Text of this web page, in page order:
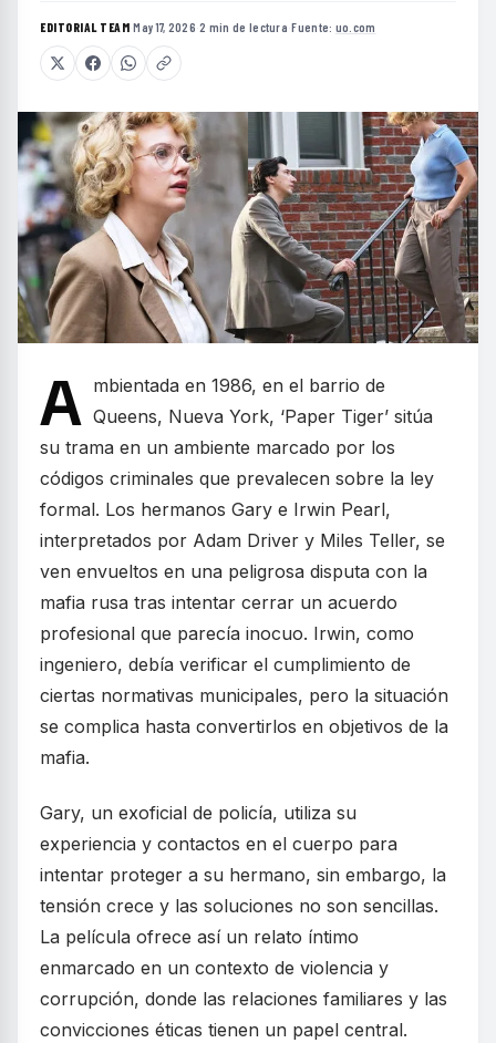
EDITORIAL TEAM·May 17, 2026·2 min de lectura·Fuente: uo.com
A mbientada en 1986, en el barrio de
Queens, Nueva York, ‘Paper Tiger’ sitúa
su trama en un ambiente marcado por los
códigos criminales que prevalecen sobre la ley
formal. Los hermanos Gary e Irwin Pearl,
interpretados por Adam Driver y Miles Teller, se
ven envueltos en una peligrosa disputa con la
mafia rusa tras intentar cerrar un acuerdo
profesional que parecía inocuo. Irwin, como
ingeniero, debía verificar el cumplimiento de
ciertas normativas municipales, pero la situación
se complica hasta convertirlos en objetivos de la
mafia.
Gary, un exoficial de policía, utiliza su
experiencia y contactos en el cuerpo para
intentar proteger a su hermano, sin embargo, la
tensión crece y las soluciones no son sencillas.
La película ofrece así un relato íntimo
enmarcado en un contexto de violencia y
corrupción, donde las relaciones familiares y las
convicciones éticas tienen un papel central.